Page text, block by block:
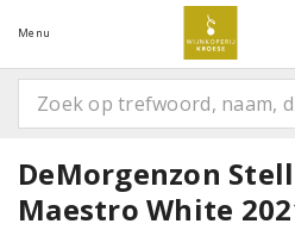
Menu
DeMorgenzon
Maestro White